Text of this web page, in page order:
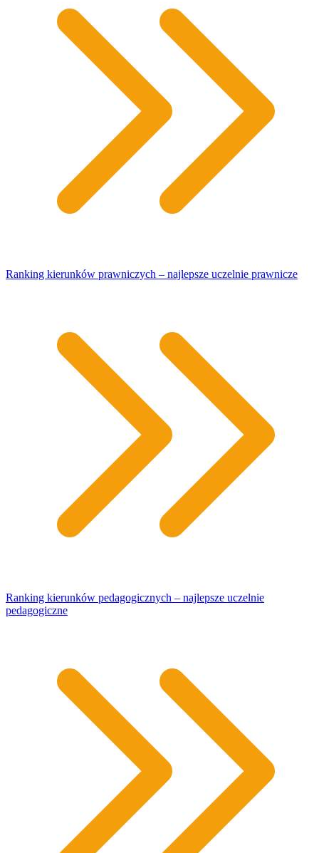
Ranking kierunków prawniczych – najlepsze uczelnie prawnicze
Ranking kierunków pedagogicznych – najlepsze uczelnie
pedagogiczne